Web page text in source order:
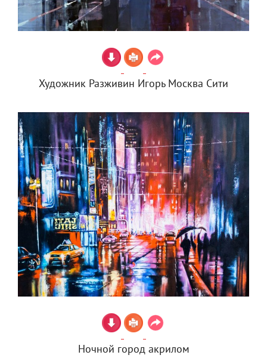
Художник Разживин Игорь Москва Сити
Ночной город акрилом